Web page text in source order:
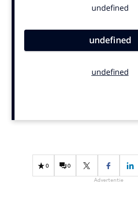
Contentmarketing
Effectiviteit
Gedragsverandering
0 0
Advertentie